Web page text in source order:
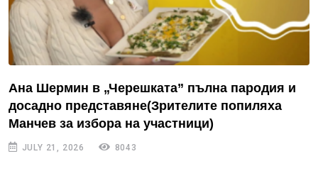
Ана Шермин в „Черешката” пълна пародия и
досадно представяне(Зрителите попиляха
Манчев за избора на участници)
JULY 21, 2026 8043